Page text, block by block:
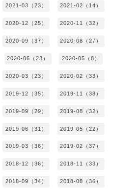
2021-03（23） 2021-02（14）
2020-12（25） 2020-11（32）
2020-09（37） 2020-08（27）
2020-06（23） 2020-05（8）
2020-03（23） 2020-02（33）
2019-12（35） 2019-11（38）
2019-09（29） 2019-08（32）
2019-06（31） 2019-05（22）
2019-03（36） 2019-02（37）
2018-12（36） 2018-11（33）
2018-09（34） 2018-08（36）